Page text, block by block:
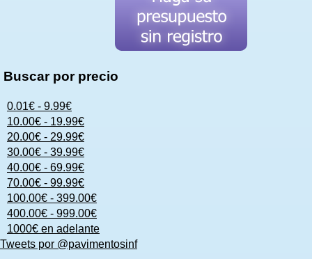
Buscar por precio
0.01€ - 9.99€
10.00€ - 19.99€
20.00€ - 29.99€
30.00€ - 39.99€
40.00€ - 69.99€
70.00€ - 99.99€
100.00€ - 399.00€
400.00€ - 999.00€
1000€ en adelante
Tweets por @pavimentosinf